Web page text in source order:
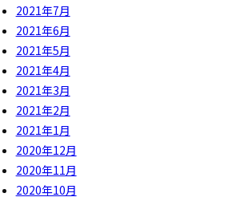
2021年7月
2021年6月
2021年5月
2021年4月
2021年3月
2021年2月
2021年1月
2020年12月
2020年11月
2020年10月